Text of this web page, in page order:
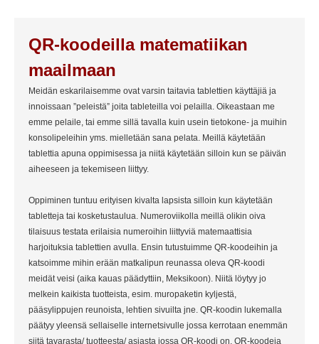
QR-koodeilla matematiikan
Meidän eskarilaisemme ovat varsin taitavia tablettien käyttäjiä ja
innoissaan ”peleistä” joita tableteilla voi pelailla. Oikeastaan me
emme pelaile, tai emme sillä tavalla kuin usein tietokone- ja muihin
konsolipeleihin yms. mielletään sana pelata. Meillä käytetään
tablettia apuna oppimisessa ja niitä käytetään silloin kun se päivän
aiheeseen ja tekemiseen liittyy.
Oppiminen tuntuu erityisen kivalta lapsista silloin kun käytetään
tabletteja tai kosketustaulua. Numeroviikolla meillä olikin oiva
tilaisuus testata erilaisia numeroihin liittyviä matemaattisia
harjoituksia tablettien avulla. Ensin tutustuimme QR-koodeihin ja
katsoimme mihin erään matkalipun reunassa oleva QR-koodi
meidät veisi (aika kauas päädyttiin, Meksikoon). Niitä löytyy jo
melkein kaikista tuotteista, esim. muropaketin kyljestä,
pääsylippujen reunoista, lehtien sivuilta jne. QR-koodin lukemalla
päätyy yleensä sellaiselle internetsivulle jossa kerrotaan enemmän
siitä tavarasta/ tuotteesta/ asiasta jossa QR-koodi on. QR-koodeja